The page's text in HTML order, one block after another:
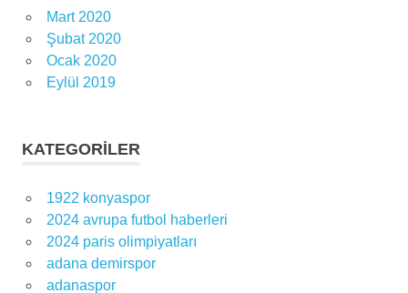
Mart 2020
Şubat 2020
Ocak 2020
Eylül 2019
KATEGORILER
1922 konyaspor
2024 avrupa futbol haberleri
2024 paris olimpiyatları
adana demirspor
adanaspor